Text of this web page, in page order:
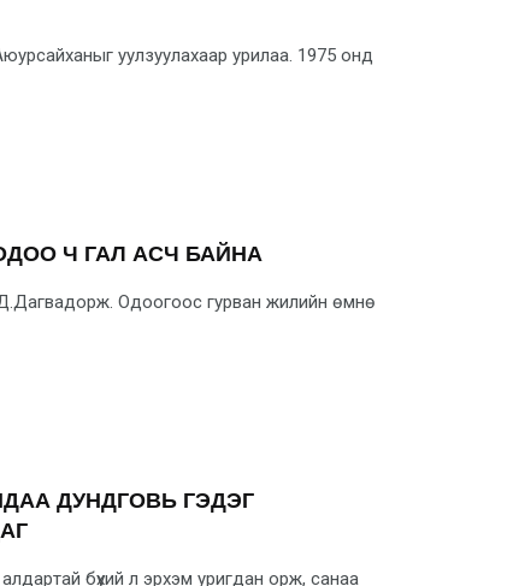
уулзуулахаар урилаа. 1975 онд
Ч ГАЛ АСЧ БАЙНА
Одоогоос гурван жилийн өмнө
ДУНДГОВЬ ГЭДЭГ
бүхий л эрхэм уригдан орж, санаа